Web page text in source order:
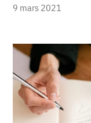
9 mars 2021